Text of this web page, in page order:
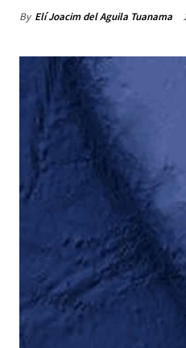
By Elí Joacim del Aguila Tuanama